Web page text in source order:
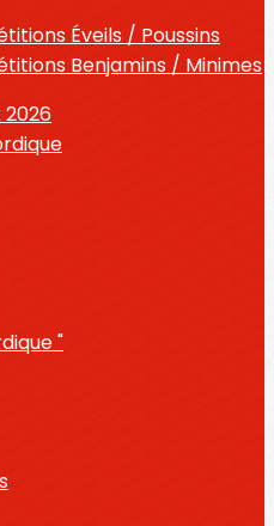
Éveils / Poussins
Benjamins / Minimes
2026
"